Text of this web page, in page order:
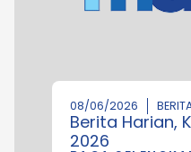
08/06/2026
Berita Harian,
2026